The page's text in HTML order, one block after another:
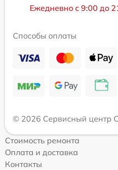
Ежедневно с 9:00 до
Способы оплаты
© 2026 Сервисный центр
Стоимость ремонта
Оплата и доставка
Контакты